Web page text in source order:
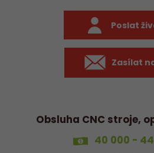
Poslat
Zasílat
Obsluha CNC stroje,
40 000 -